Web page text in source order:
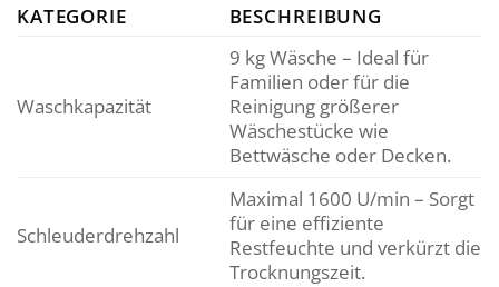
KATEGORIE BESCHREIBUNG
Waschkapazität
9 kg Wäsche – Ideal für
Familien oder für die
Reinigung größerer
Wäschestücke wie
Bettwäsche oder Decken.
Schleuderdrehzahl
Maximal 1600 U/min – Sorgt
für eine effiziente
Restfeuchte und verkürzt die
Trocknungszeit.